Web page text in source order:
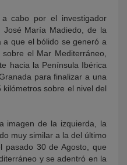
cabo por el investigador
José María Madiedo, de la
a que el bólido se generó a
el Mar Mediterráneo,
hacia la Península Ibérica
para finalizar a una
sobre el nivel del
imagen de la izquierda, la
muy similar a la del último
pasado 30 de Agosto, que
y se adentró en la